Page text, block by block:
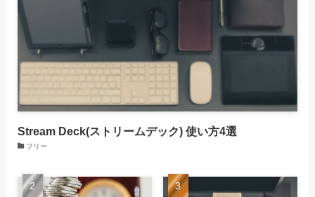
Stream Deck(ストリームデック) 使い方4選
フリー